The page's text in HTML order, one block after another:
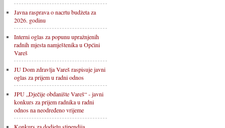
Javna rasprava o nacrtu budžeta za
2026. godinu
Interni oglas za popunu upražnjenih
radnih mjesta namještenika u Općini
Vareš
JU Dom zdravlja Vareš raspisuje javni
oglas za prijem u radni odnos
JPU „Dječije obdanište Vareš“ - javni
konkurs za prijem radnika u radni
odnos na neodređeno vrijeme